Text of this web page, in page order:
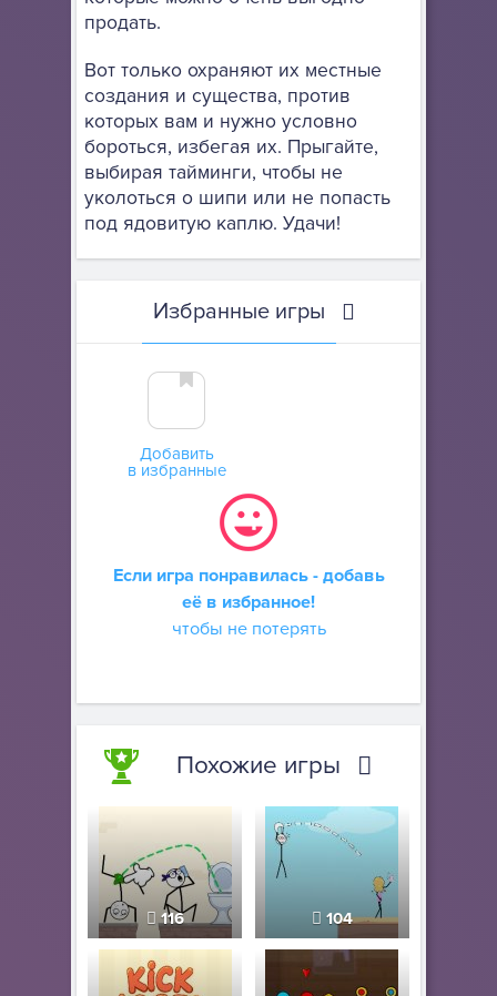
продать.
Вот только охраняют их местные
создания и существа, против
которых вам и нужно условно
бороться, избегая их. Прыгайте,
выбирая тайминги, чтобы не
уколоться о шипи или не попасть
под ядовитую каплю. Удачи!
Избранные игры
Добавить
в избранные
Если игра понравилась - добавь
её в избранное!
чтобы не потерять
Похожие игры
116 104